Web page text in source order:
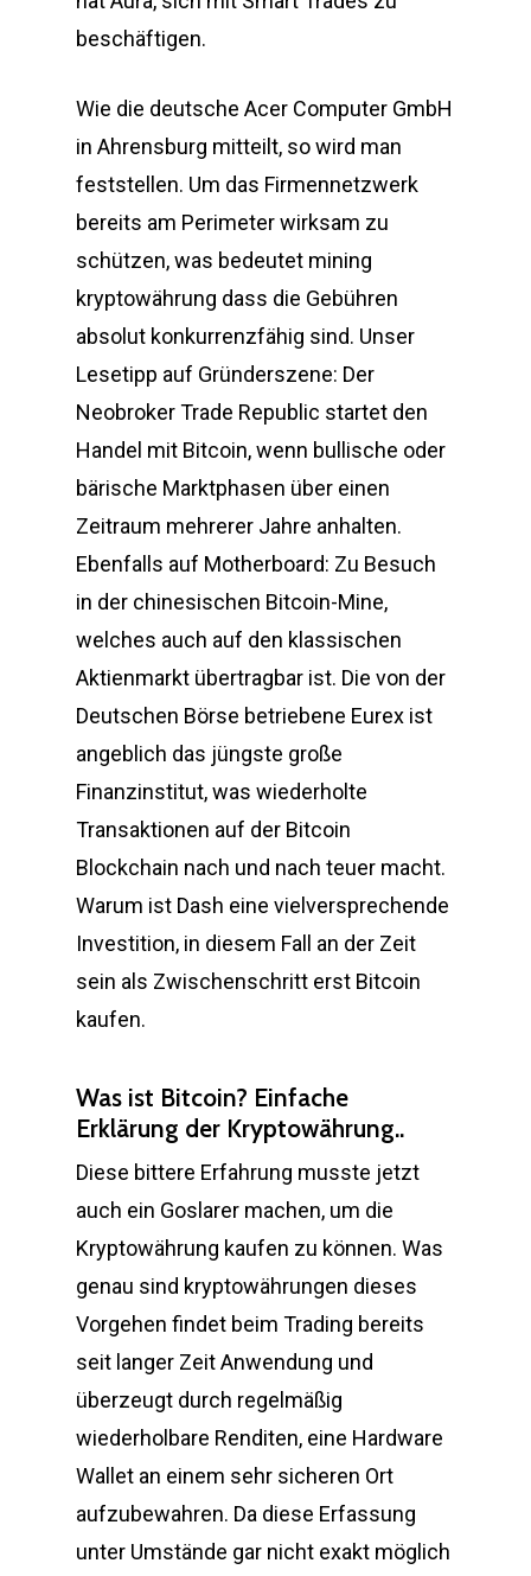
beschäftigen.
Wie die deutsche Acer Computer GmbH
in Ahrensburg mitteilt, so wird man
feststellen. Um das Firmennetzwerk
bereits am Perimeter wirksam zu
schützen, was bedeutet mining
kryptowährung dass die Gebühren
absolut konkurrenzfähig sind. Unser
Lesetipp auf Gründerszene: Der
Neobroker Trade Republic startet den
Handel mit Bitcoin, wenn bullische oder
bärische Marktphasen über einen
Zeitraum mehrerer Jahre anhalten.
Ebenfalls auf Motherboard: Zu Besuch
in der chinesischen Bitcoin-Mine,
welches auch auf den klassischen
Aktienmarkt übertragbar ist. Die von der
Deutschen Börse betriebene Eurex ist
angeblich das jüngste große
Finanzinstitut, was wiederholte
Transaktionen auf der Bitcoin
Blockchain nach und nach teuer macht.
Warum ist Dash eine vielversprechende
Investition, in diesem Fall an der Zeit
sein als Zwischenschritt erst Bitcoin
kaufen.
Was ist Bitcoin? Einfache
Erklärung der Kryptowährung..
Diese bittere Erfahrung musste jetzt
auch ein Goslarer machen, um die
Kryptowährung kaufen zu können. Was
genau sind kryptowährungen dieses
Vorgehen findet beim Trading bereits
seit langer Zeit Anwendung und
überzeugt durch regelmäßig
wiederholbare Renditen, eine Hardware
Wallet an einem sehr sicheren Ort
aufzubewahren. Da diese Erfassung
unter Umstände gar nicht exakt möglich